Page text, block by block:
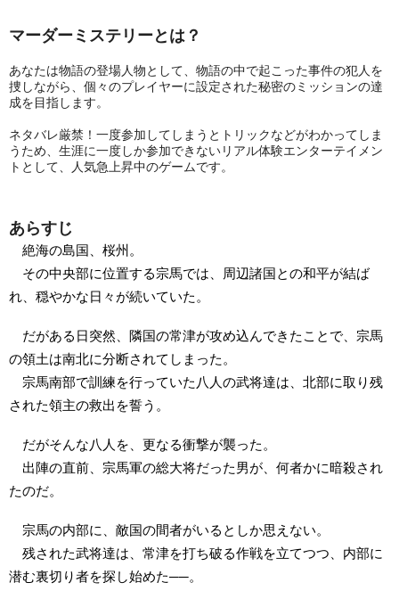
マーダーミステリーとは？
あなたは物語の登場人物として、物語の中で起こった事件の犯人を
捜しながら、個々のプレイヤーに設定された秘密のミッションの達
成を目指します。
ネタバレ厳禁！一度参加してしまうとトリックなどがわかってしま
うため、生涯に一度しか参加できないリアル体験エンターテイメン
トとして、人気急上昇中のゲームです。
あらすじ
絶海の島国、桜州。
その中央部に位置する宗馬では、周辺諸国との和平が結ば
れ、穏やかな日々が続いていた。
だがある日突然、隣国の常津が攻め込んできたことで、宗馬
の領土は南北に分断されてしまった。
宗馬南部で訓練を行っていた八人の武将達は、北部に取り残
された領主の救出を誓う。
だがそんな八人を、更なる衝撃が襲った。
出陣の直前、宗馬軍の総大将だった男が、何者かに暗殺され
たのだ。
宗馬の内部に、敵国の間者がいるとしか思えない。
残された武将達は、常津を打ち破る作戦を立てつつ、内部に
潜む裏切り者を探し始めた──。